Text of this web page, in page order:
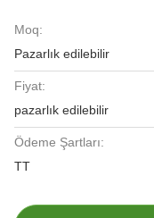
Moq:
Pazarlık edilebilir
Fiyat:
pazarlık edilebilir
Ödeme Şartları:
TT